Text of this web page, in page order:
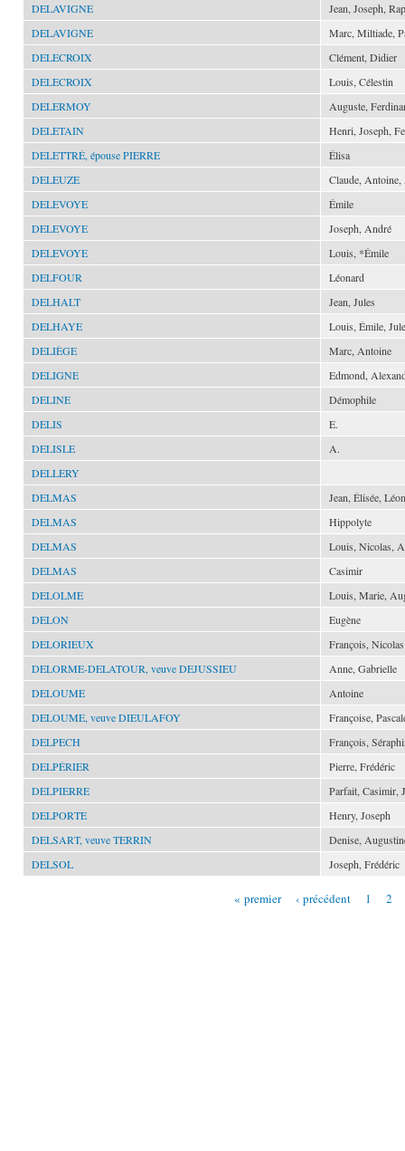
DELAVIGNE
Jean, Joseph,
DELAVIGNE
Marc, Miltiade,
DELECROIX
Clément, Didier
DELECROIX
Louis, Célestin
DELERMOY
Auguste,
DELETAIN
Henri, Joseph,
DELETTRÉ, épouse PIERRE
Élisa
DELEUZE
Claude, Antoine,
DELEVOYE
Émile
DELEVOYE
Joseph, André
DELEVOYE
Louis, *Émile
DELFOUR
Léonard
DELHALT
Jean, Jules
DELHAYE
Louis, Émile,
DELIÈGE
Marc, Antoine
DELIGNE
Edmond,
DELINE
Démophile
DELIS
E.
DELISLE
A.
DELLERY
DELMAS
Jean, Élisée, Léon
DELMAS
Hippolyte
DELMAS
Louis, Nicolas,
DELMAS
Casimir
DELOLME
Louis, Marie,
DELON
Eugène
DELORIEUX
François, Nicolas
DELORME-DELATOUR, veuve DEJUSSIEU
Anne, Gabrielle
DELOUME
Antoine
DELOUME, veuve DIEULAFOY
Françoise,
DELPECH
François,
DELPÉRIER
Pierre, Frédéric
DELPIERRE
Parfait, Casimir,
DELPORTE
Henry, Joseph
DELSART, veuve TERRIN
Denise,
DELSOL
Joseph, Frédéric
« premier ‹ précédent 1 2